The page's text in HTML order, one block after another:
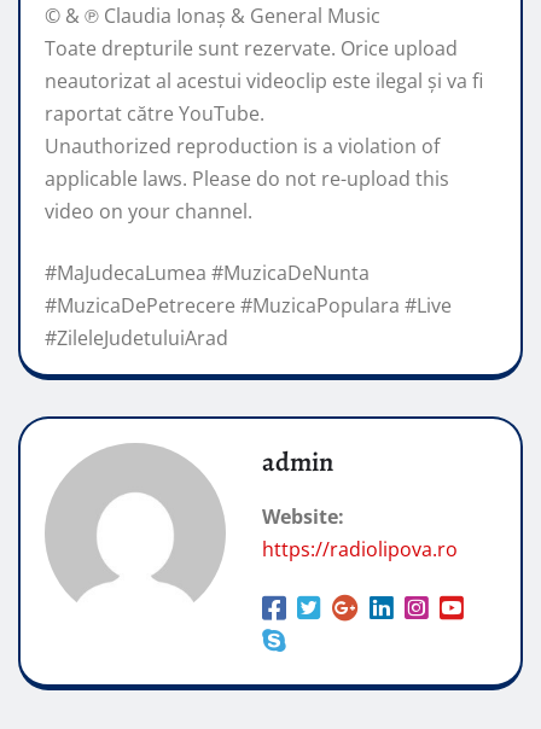
© & ℗ Claudia Ionaș & General Music
Toate drepturile sunt rezervate. Orice upload
neautorizat al acestui videoclip este ilegal și va fi
raportat către YouTube.
Unauthorized reproduction is a violation of
applicable laws. Please do not re-upload this
video on your channel.
#MaJudecaLumea #MuzicaDeNunta
#MuzicaDePetrecere #MuzicaPopulara #Live
#ZileleJudetuluiArad
admin
Website:
https://radiolipova.ro